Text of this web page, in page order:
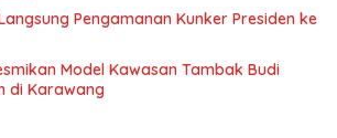
Pengamanan Kunker Presiden ke
Model Kawasan Tambak Budi
di Karawang